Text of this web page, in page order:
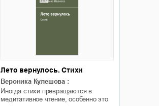
Лето вернулось. Стихи
Вероника Кулешова :
Иногда стихи превращаются в
медитативное чтение, особенно это